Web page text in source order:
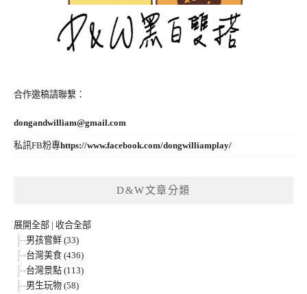
合作邀稿請聯繫：
dongandwilliam@gmail.com
私訊FB粉專https://www.facebook.com/dongwilliamplay/
D&W文章分類
展開全部 | 收合全部
男孩嘗鮮 (33)
台灣美食 (436)
台灣景點 (113)
男生玩物 (58)